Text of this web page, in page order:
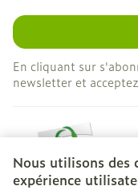
Nous utilisons des
expérience
En cliquant sur
newsletter et